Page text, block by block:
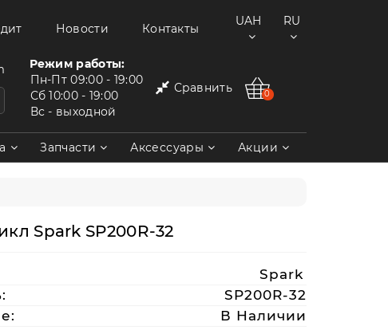
Новости Контакты
UAH RU
Режим работы:
Пн-Пт 09:00 - 19:00
Сб 10:00 - 19:00
Вс - выходной
Сравнить 0
Запчасти Аксессуары Акции
Spark SP200R-32
Spark
SP200R-32
В Наличии